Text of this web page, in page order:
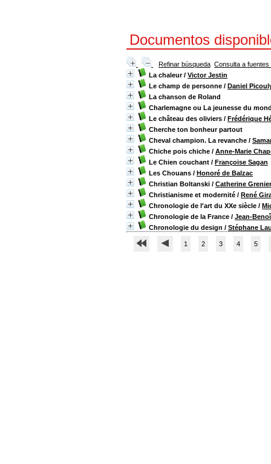
Documentos
Refinar búsqueda Consulta a
La chaleur/ Victor Jestin
Le champ de personne / Daniel
La chanson de Roland
Charlemagne ou La jeunesse du
Le château des oliviers / Frédérique
Cherche ton bonheur partout
Cheval champion. La revanche /
Chiche pois chiche / Anne-Marie
Le Chien couchant / Françoise Sagan
Les Chouans / Honoré de Balzac
Christian Boltanski / Catherine Grenier
Christianisme et modernité / René
Chronologie de l'art du XXe siècle /
Chronologie de la France / Jean-
Chronologie du design / Stéphane
1 2 3 4 5